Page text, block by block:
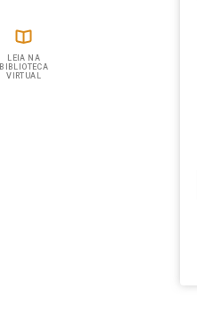
LEIA NA
BIBLIOTECA
VIRTUAL